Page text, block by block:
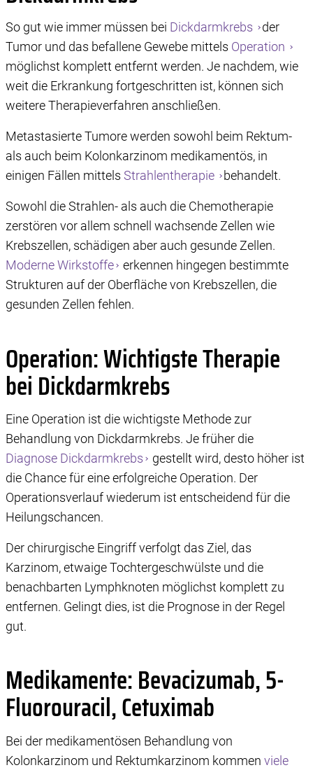
So gut wie immer müssen bei Dickdarmkrebs
der
Tumor und das befallene Gewebe mittels Operation
möglichst komplett entfernt werden. Je nachdem, wie
weit die Erkrankung fortgeschritten ist, können sich
weitere Therapieverfahren anschließen.
Metastasierte Tumore werden sowohl beim Rektum-
als auch beim Kolonkarzinom medikamentös, in
einigen Fällen mittels Strahlentherapie behandelt.
Sowohl die Strahlen- als auch die Chemotherapie
zerstören vor allem schnell wachsende Zellen wie
Krebszellen, schädigen aber auch gesunde Zellen.
Moderne Wirkstoffe
erkennen hingegen bestimmte
Strukturen auf der Oberfläche von Krebszellen, die
gesunden Zellen fehlen.
Operation: Wichtigste Therapie
bei Dickdarmkrebs
Eine Operation ist die wichtigste Methode zur
Behandlung von Dickdarmkrebs. Je früher die
Diagnose Dickdarmkrebs
gestellt wird, desto höher ist
die Chance für eine erfolgreiche Operation. Der
Operationsverlauf wiederum ist entscheidend für die
Heilungschancen.
Der chirurgische Eingriff verfolgt das Ziel, das
Karzinom, etwaige Tochtergeschwülste und die
benachbarten Lymphknoten möglichst komplett zu
entfernen. Gelingt dies, ist die Prognose in der Regel
gut.
Medikamente: Bevacizumab, 5-
Fluorouracil, Cetuximab
Bei der medikamentösen Behandlung von
Kolonkarzinom und Rektumkarzinom kommen viele